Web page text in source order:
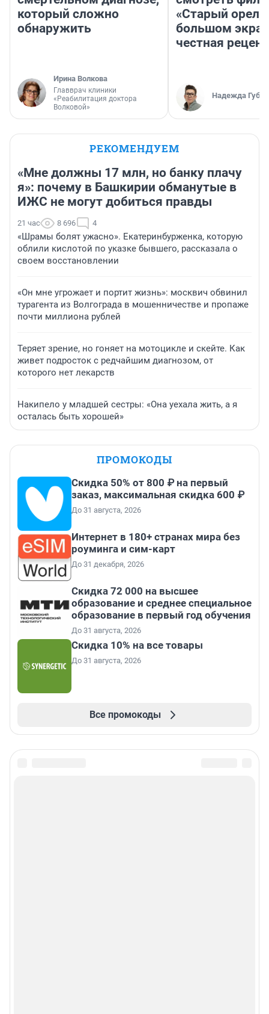
который сложно
обнаружить
Ирина Волкова
Главврач клиники
«Реабилитация доктора
Волковой»
«Старый орел»
большом
честная
Надежда
РЕКОМЕНДУЕМ
«Мне должны 17 млн, но банку плачу
я»: почему в Башкирии обманутые в
ИЖС не могут добиться правды
21 час 8 696 4
«Шрамы болят ужасно». Екатеринбурженка, которую
облили кислотой по указке бывшего, рассказала о
своем восстановлении
«Он мне угрожает и портит жизнь»: москвич обвинил
турагента из Волгограда в мошенничестве и пропаже
почти миллиона рублей
Теряет зрение, но гоняет на мотоцикле и скейте. Как
живет подросток с редчайшим диагнозом, от
которого нет лекарств
Накипело у младшей сестры: «Она уехала жить, а я
осталась быть хорошей»
ПРОМОКОДЫ
Скидка 50% от 800 ₽ на первый
заказ, максимальная скидка 600 ₽
До 31 августа, 2026
Интернет в 180+ странах мира без
роуминга и сим-карт
До 31 декабря, 2026
Скидка 72 000 на высшее
образование и среднее специальное
образование в первый год обучения
До 31 августа, 2026
Скидка 10% на все товары
До 31 августа, 2026
Все промокоды